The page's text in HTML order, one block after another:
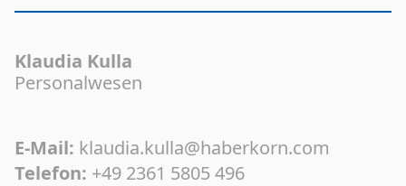
Klaudia Kulla
Personalwesen
E-Mail: klaudia.kulla@haberkorn.com
Telefon: +49 2361 5805 496